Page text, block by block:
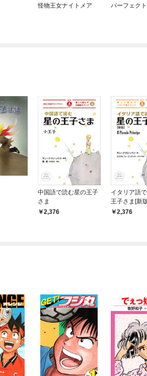
怪物王女ナイトメア パーフェク
中国語で読む星の王子
さま
2,376
イタリア語
王子さま[新
2,376